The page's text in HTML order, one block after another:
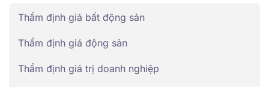
Thẩm định giá bất động sản
Thẩm định giá động sản
Thẩm định giá trị doanh nghiệp